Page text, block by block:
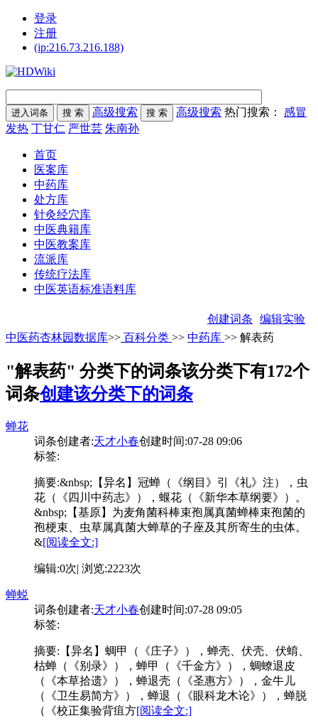
登录
注册
(ip:216.73.216.188)
高级搜索 高级搜索 热门搜索： 感冒
发热 丁甘仁 严世芸 朱南孙
首页
医案库
中药库
处方库
针灸经穴库
中医典籍库
中医教案库
流派库
传统疗法库
中医英语标准语料库
创建词条
编辑实验
中医药杏林园数据库>> 百科分类 >> 中药库 >> 解表药
"解表药" 分类下的词条该分类下有172个
词条创建该分类下的词条
蝉花
词条创建者:天才小春创建时间:07-28 09:06
标签:
摘要:&nbsp;【异名】冠蝉（《纲目》引《礼》注），虫
花（《四川中药志》），蝘花（《新华本草纲要》）。
&nbsp;【基原】为麦角菌科棒束孢属真菌蝉棒束孢菌的
孢梗束、虫草属真菌大蝉草的子座及其所寄生的虫体。
&[阅读全文:]
编辑:0次| 浏览:2223次
蝉蜕
词条创建者:天才小春创建时间:07-28 09:05
标签:
摘要: 【异名】蜩甲（《庄子》），蝉壳、伏壳、伏蜟、
枯蝉（《别录》），蝉甲（《千金方》），蜩蟟退皮
（《本草拾遗》），蝉退壳（《圣惠方》），金牛儿
（《卫生易简方》），蝉退（《眼科龙木论》），蝉脱
（《校正集验背疽方[阅读全文:]